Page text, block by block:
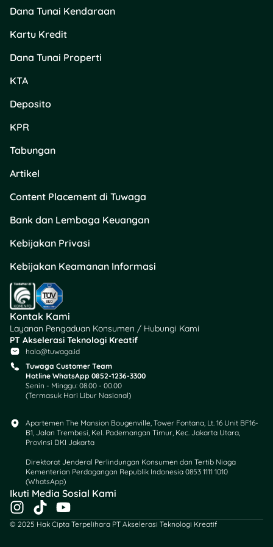
masyarakat tidak
Kampus Libur pada 29
Mei 2026?
Untuk sekolah dan kampus,
status 29 Mei 2026 juga
perlu dilihat dari kalender
akademik masing-masing.
SKB 3 Menteri, tanggal
nasional atau cuti bersama.
Namun, satuan pendidikan
dapat memiliki pengaturan
tambahan sesuai kalender
kebijakan yayasan, atau
keputusan internal sekolah.
Orang tua dan pelajar
sebaiknya tidak langsung
menganggap 29 Mei libur.
Cek kembali surat edaran
sekolah, kalender
akademik, grup kelas
dari wali kelas. Ini penting
terutama jika ada jadwal
atau pengumpulan tugas
yang tetap berjalan.
Yang perlu
diperhatikan siswa dan
Dana Tunai Kendaraan
Kartu Kredit
Dana Tunai Properti
KTA
Deposito
KPR
Tabungan
Artikel
Content Placement di Tuwaga
Bank dan Lembaga Keuangan
Kebijakan Privasi
Kebijakan Keamanan Informasi
Kontak Kami
Layanan Pengaduan Konsumen / Hubungi Kami
PT Akselerasi Teknologi Kreatif
halo@tuwaga.id
Tuwaga Customer Team
Hotline WhatsApp 0852-1236-3300
Senin - Minggu: 08.00 - 00.00
(Termasuk Hari Libur Nasional)
Apartemen The Mansion Bougenville, Tower Fontana, Lt. 16 Unit BF16-
B1, Jalan Trembesi, Kel. Pademangan Timur, Kec. Jakarta Utara,
Provinsi DKI Jakarta
Direktorat Jenderal Perlindungan Konsumen dan Tertib Niaga
Kementerian Perdagangan Republik Indonesia 0853 1111 1010
(WhatsApp)​
Ikuti Media Sosial Kami
I
n
T
i
Y
o
© 2025 Hak Cipta Terpelihara PT Akselerasi Teknologi Kreatif